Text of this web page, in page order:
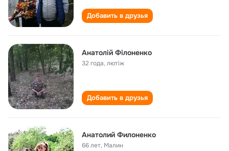
Добавить в друзья
Анатолій Філоненко
32 года,лютіж
Добавить в друзья
Анатолий Филоненко
66 лет, Малин